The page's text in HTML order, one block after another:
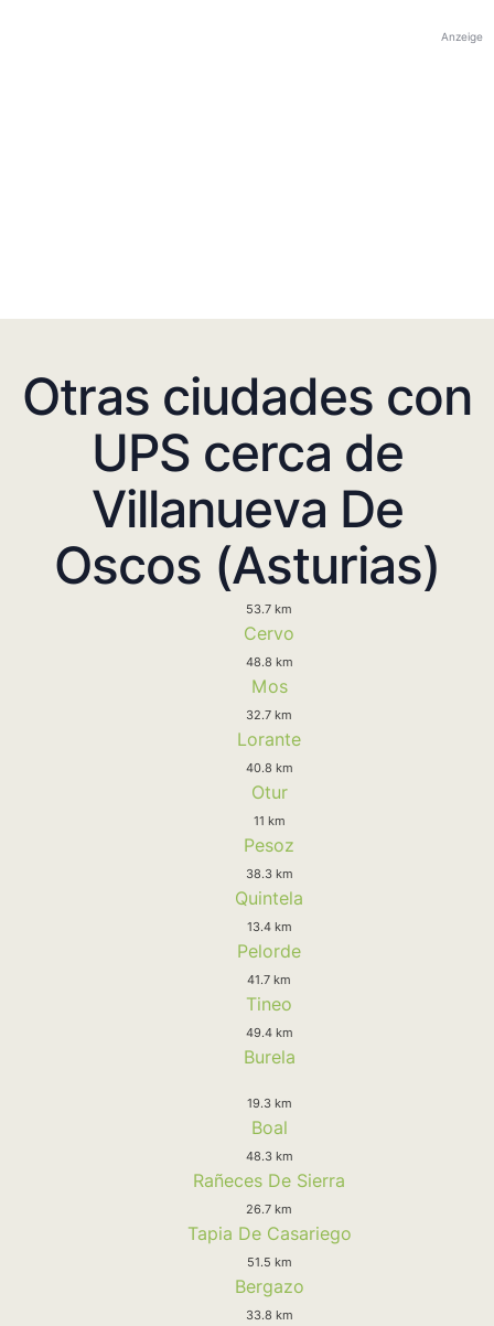
Anzeige
Otras ciudades con
UPS cerca de
Villanueva De
Oscos (Asturias)
53.7 km
Cervo
48.8 km
Mos
32.7 km
Lorante
40.8 km
Otur
11 km
Pesoz
38.3 km
Quintela
13.4 km
Pelorde
41.7 km
Tineo
49.4 km
Burela
19.3 km
Boal
48.3 km
Rañeces De Sierra
26.7 km
Tapia De Casariego
51.5 km
Bergazo
33.8 km